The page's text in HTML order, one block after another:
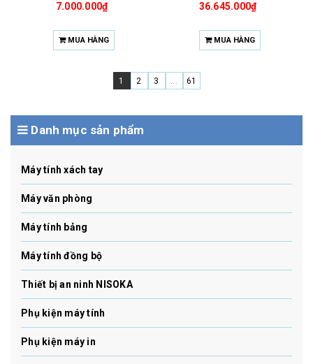
7.000.000₫
MUA HÀNG
36.645.000₫
MUA HÀNG
1 2 3 ... 61
Danh mục sản phẩm
Máy tính xách tay
Máy văn phòng
Máy tính bảng
Máy tính đồng bộ
Thiết bị an ninh NISOKA
Phụ kiện máy tính
Phụ kiện máy in